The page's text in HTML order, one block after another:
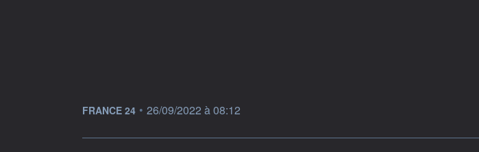
information fournie par
FRANCE 24 • 26/09/2022 à 08:12